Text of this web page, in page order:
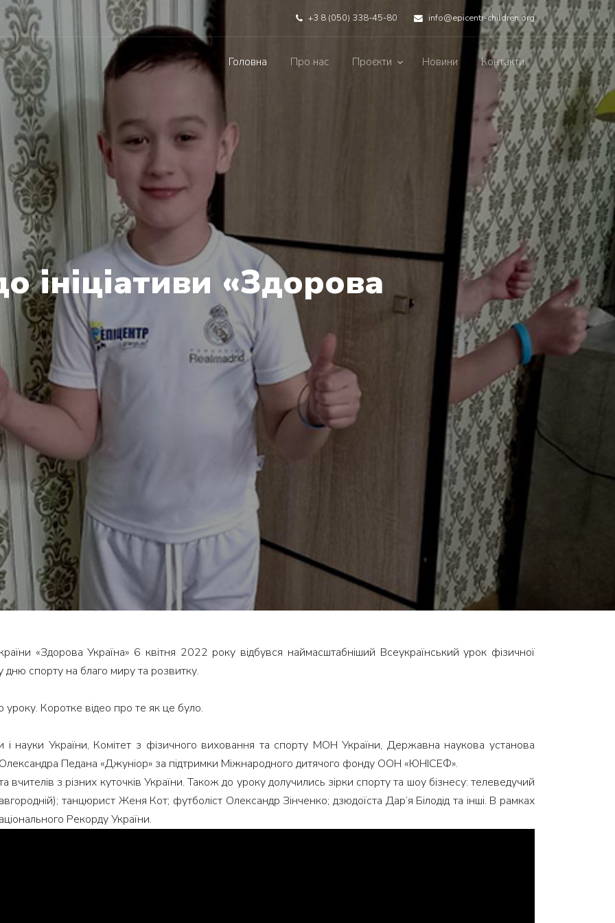
+3 8 (050) 338-45-80 info@epicentr-children.org
Головна Про нас Проєкти Новини Контакти
ініціативи «Здорова
«Здорова Україна» 6 квітня 2022 року відбувся наймасштабніший Всеукраїнський урок фізичної
спорту на благо миру та розвитку.
уроку. Коротке відео про те як це було.
і науки України, Комітет з фізичного виховання та спорту МОН України, Державна наукова установа
Олександра Педана «Джуніор» за підтримки Міжнародного дитячого фонду ООН «ЮНІСЕФ».
вчителів з різних куточків України. Також до уроку долучились зірки спорту та шоу бізнесу: телеведучий
танцюрист Женя Кот; футболіст Олександр Зінченко; дзюдоїста Дар’я Білодід та інші. В рамках
Рекорду України.